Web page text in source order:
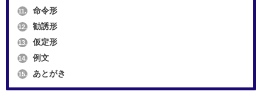
11. 命令形
12. 勧誘形
13. 仮定形
14. 例文
15. あとがき